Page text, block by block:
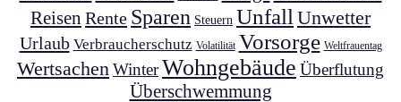
Reisen Rente Sparen Steuern Unfall Unwetter
Urlaub Verbraucherschutz Volatilität Vorsorge Weltfrauentag
Wertsachen WinterWohngebäude Überflutung
Überschwemmung